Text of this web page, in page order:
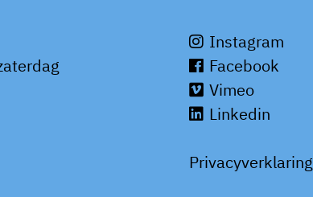
Instagram
Facebook
Vimeo
Linkedin
Privacyverklaring